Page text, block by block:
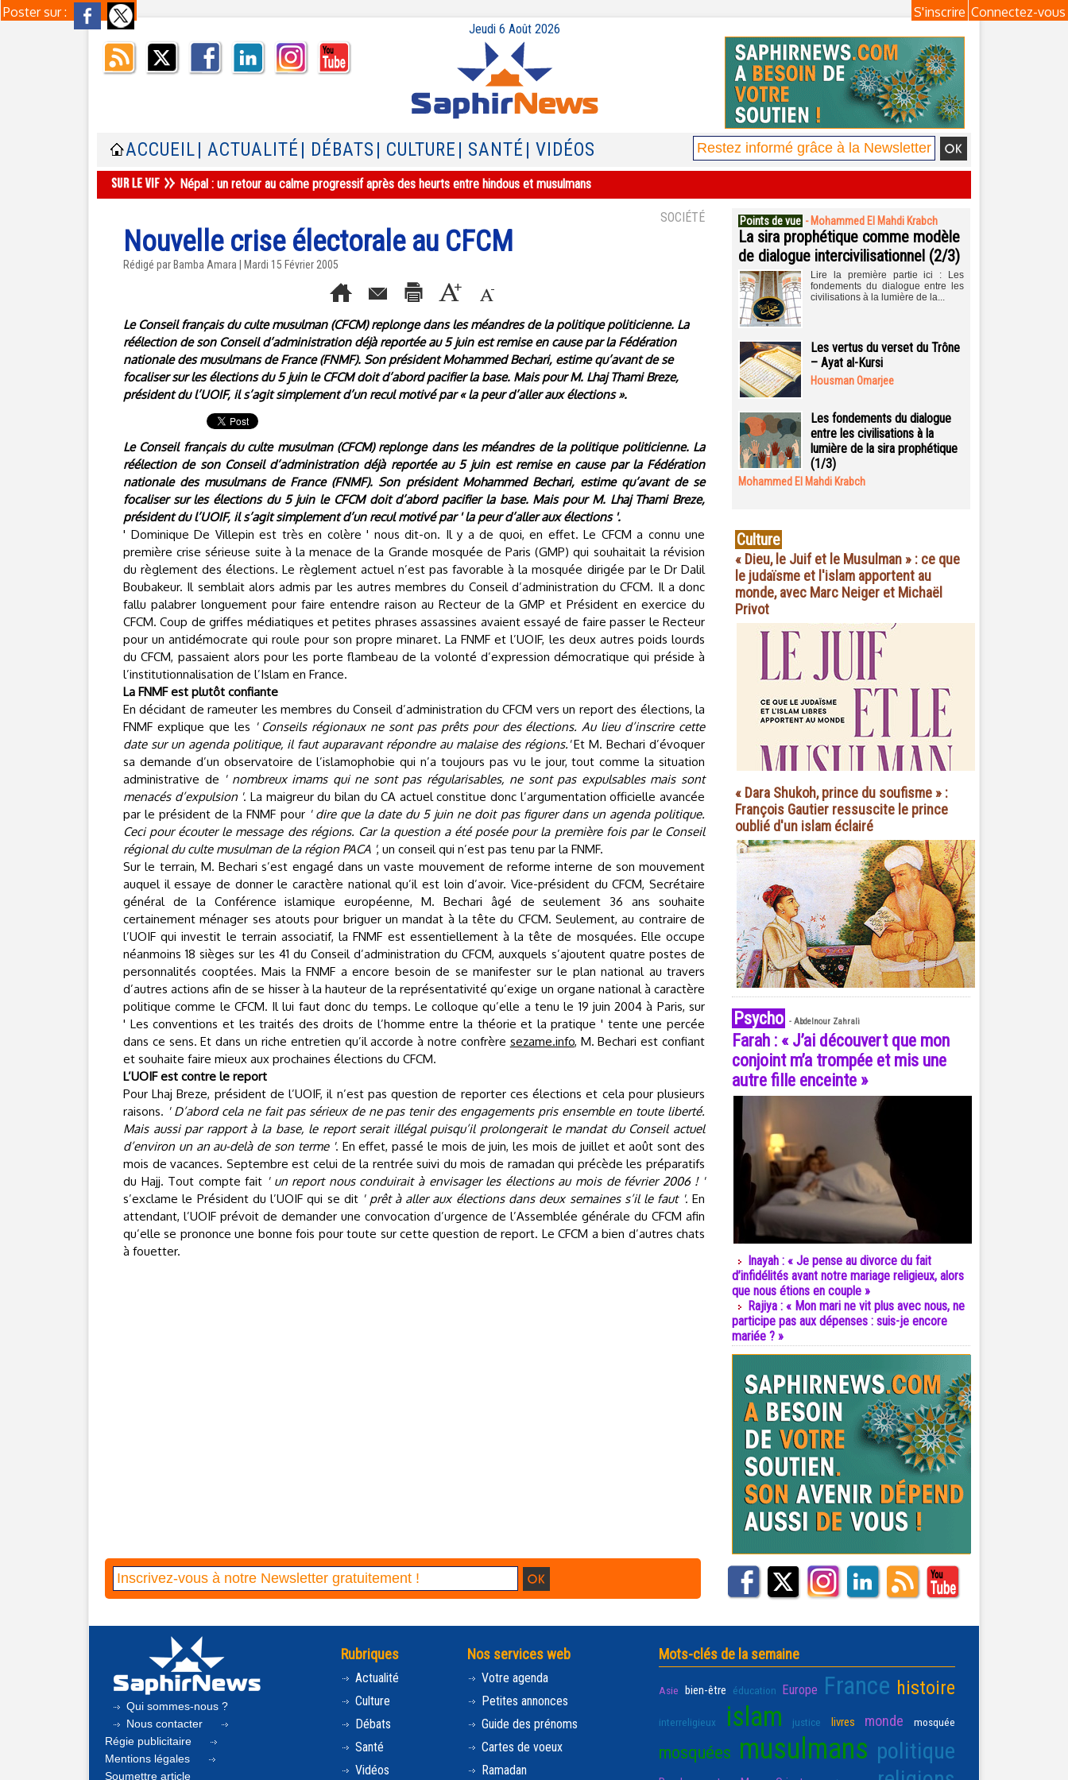
Poster sur : Connectez-vous
S'inscrire
Jeudi 6 Août 2026
ACCUEIL | ACTUALITÉ | DÉBATS | CULTURE | SANTÉ | VIDÉOS
Népal : un retour au calme progressif après des heurts entre hindous et musulmans
SOCIÉTÉ
Nouvelle crise électorale au CFCM
Rédigé par Bamba Amara | Mardi 15 Février 2005
Le Conseil français du culte musulman (CFCM) replonge dans les méandres de la politique politicienne. La
réélection de son Conseil d’administration déjà reportée au 5 juin est remise en cause par la Fédération
nationale des musulmans de France (FNMF). Son président Mohammed Bechari, estime qu’avant de se
focaliser sur les élections du 5 juin le CFCM doit d’abord pacifier la base. Mais pour M. Lhaj Thami Breze,
président du l’UOIF, il s’agit simplement d’un recul motivé par « la peur d’aller aux élections ».
Le Conseil français du culte musulman (CFCM) replonge dans les méandres de la politique politicienne. La
réélection de son Conseil d’administration déjà reportée au 5 juin est remise en cause par la Fédération
nationale des musulmans de France (FNMF). Son président Mohammed Bechari, estime qu’avant de se
focaliser sur les élections du 5 juin le CFCM doit d’abord pacifier la base. Mais pour M. Lhaj Thami Breze,
président du l’UOIF, il s’agit simplement d’un recul motivé par ' la peur d’aller aux élections '.
' Dominique De Villepin est très en colère ' nous dit-on. Il y a de quoi, en effet. Le CFCM a connu une
première crise sérieuse suite à la menace de la Grande mosquée de Paris (GMP) qui souhaitait la révision
du règlement des élections. Le règlement actuel n’est pas favorable à la mosquée dirigée par le Dr Dalil
Boubakeur. Il semblait alors admis par les autres membres du Conseil d’administration du CFCM. Il a donc
fallu palabrer longuement pour faire entendre raison au Recteur de la GMP et Président en exercice du
CFCM. Coup de griffes médiatiques et petites phrases assassines avaient essayé de faire passer le Recteur
pour un antidémocrate qui roule pour son propre minaret. La FNMF et l’UOIF, les deux autres poids lourds
du CFCM, passaient alors pour les porte flambeau de la volonté d’expression démocratique qui préside à
l’institutionnalisation de l’Islam en France.
La FNMF est plutôt confiante
En décidant de rameuter les membres du Conseil d’administration du CFCM vers un report des élections, la
FNMF explique que les ' Conseils régionaux ne sont pas prêts pour des élections. Au lieu d’inscrire cette
date sur un agenda politique, il faut auparavant répondre au malaise des régions.' Et M. Bechari d’évoquer
sa demande d’un observatoire de l’islamophobie qui n’a toujours pas vu le jour, tout comme la situation
administrative de ' nombreux imams qui ne sont pas régularisables, ne sont pas expulsables mais sont
menacés d’expulsion '. La maigreur du bilan du CA actuel constitue donc l’argumentation officielle avancée
par le président de la FNMF pour ' dire que la date du 5 juin ne doit pas figurer dans un agenda politique.
Ceci pour écouter le message des régions. Car la question a été posée pour la première fois par le Conseil
régional du culte musulman de la région PACA ' , un conseil qui n’est pas tenu par la FNMF.
Sur le terrain, M. Bechari s’est engagé dans un vaste mouvement de reforme interne de son mouvement
auquel il essaye de donner le caractère national qu’il est loin d’avoir. Vice-président du CFCM, Secrétaire
général de la Conférence islamique européenne, M. Bechari âgé de seulement 36 ans souhaite
certainement ménager ses atouts pour briguer un mandat à la tête du CFCM. Seulement, au contraire de
l’UOIF qui investit le terrain associatif, la FNMF est essentiellement à la tête de mosquées. Elle occupe
néanmoins 18 sièges sur les 41 du Conseil d’administration du CFCM, auxquels s’ajoutent quatre postes de
personnalités cooptées. Mais la FNMF a encore besoin de se manifester sur le plan national au travers
d’autres actions afin de se hisser à la hauteur de la représentativité qu’exige un organe national à caractère
politique comme le CFCM. Il lui faut donc du temps. Le colloque qu’elle a tenu le 19 juin 2004 à Paris, sur
' Les conventions et les traités des droits de l’homme entre la théorie et la pratique ' tente une percée
dans ce sens. Et dans un riche entretien qu’il accorde à notre confrère sezame.info, M. Bechari est confiant
et souhaite faire mieux aux prochaines élections du CFCM.
L’UOIF est contre le report
Pour Lhaj Breze, président de l’UOIF, il n’est pas question de reporter ces élections et cela pour plusieurs
raisons. ' D’abord cela ne fait pas sérieux de ne pas tenir des engagements pris ensemble en toute liberté.
Mais aussi par rapport à la base, le report serait illégal puisqu’il prolongerait le mandat du Conseil actuel
d’environ un an au-delà de son terme ' . En effet, passé le mois de juin, les mois de juillet et août sont des
mois de vacances. Septembre est celui de la rentrée suivi du mois de ramadan qui précède les préparatifs
du Hajj. Tout compte fait ' un report nous conduirait à envisager les élections au mois de février 2006 ! '
s’exclame le Président du l’UOIF qui se dit ' prêt à aller aux élections dans deux semaines s’il le faut ' . En
attendant, l’UOIF prévoit de demander une convocation d’urgence de l’Assemblée générale du CFCM afin
qu’elle se prononce une bonne fois pour toute sur cette question de report. Le CFCM a bien d’autres chats
à fouetter.
Points de vue - Mohammed El Mahdi Krabch
La sira prophétique comme modèle
de dialogue intercivilisationnel (2/3)
Lire la première partie ici : Les
fondements du dialogue entre les
civilisations à la lumière de la...
Les vertus du verset du Trône
– Ayat al-Kursi
Housman Omarjee
Les fondements du dialogue
entre les civilisations à la
lumière de la sira prophétique
(1/3)
Mohammed El Mahdi Krabch
Culture
« Dieu, le Juif et le Musulman » : ce que
le judaïsme et l'islam apportent au
monde, avec Marc Neiger et Michaël
Privot
« Dara Shukoh, prince du soufisme » :
François Gautier ressuscite le prince
oublié d'un islam éclairé
Psycho - Abdelnour Zahrali
Farah : « J’ai découvert que mon
conjoint m’a trompée et mis une
autre fille enceinte »
Inayah : « Je pense au divorce du fait
d’infidélités avant notre mariage religieux, alors
que nous étions en couple »
Rajiya : « Mon mari ne vit plus avec nous, ne
participe pas aux dépenses : suis-je encore
mariée ? »
Qui sommes-nous ?
Nous contacter
Régie publicitaire
Mentions légales
Soumettre article
Rubriques
Actualité
Culture
Débats
Santé
Vidéos
Nos services web
Votre agenda
Petites annonces
Guide des prénoms
Cartes de voeux
Ramadan
Mots-clés de la semaine
Asie bien-être éducation Europe France histoire
interreligieux islam justice livres monde mosquée
mosquées musulmans politique